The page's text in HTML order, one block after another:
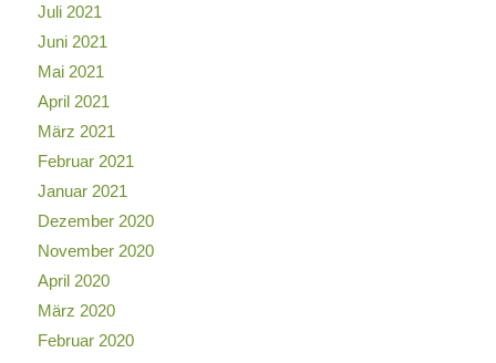
Juli 2021
Juni 2021
Mai 2021
April 2021
März 2021
Februar 2021
Januar 2021
Dezember 2020
November 2020
April 2020
März 2020
Februar 2020